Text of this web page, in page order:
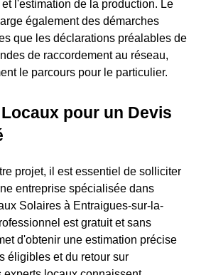
l'estimation de la production. Le
également des démarches
que les déclarations préalables de
de raccordement au réseau,
le parcours pour le particulier.
pour un Devis
projet, il est essentiel de solliciter
entreprise spécialisée dans
Solaires à Entraigues-sur-la-
est gratuit et sans
d'obtenir une estimation précise
éligibles et du retour sur